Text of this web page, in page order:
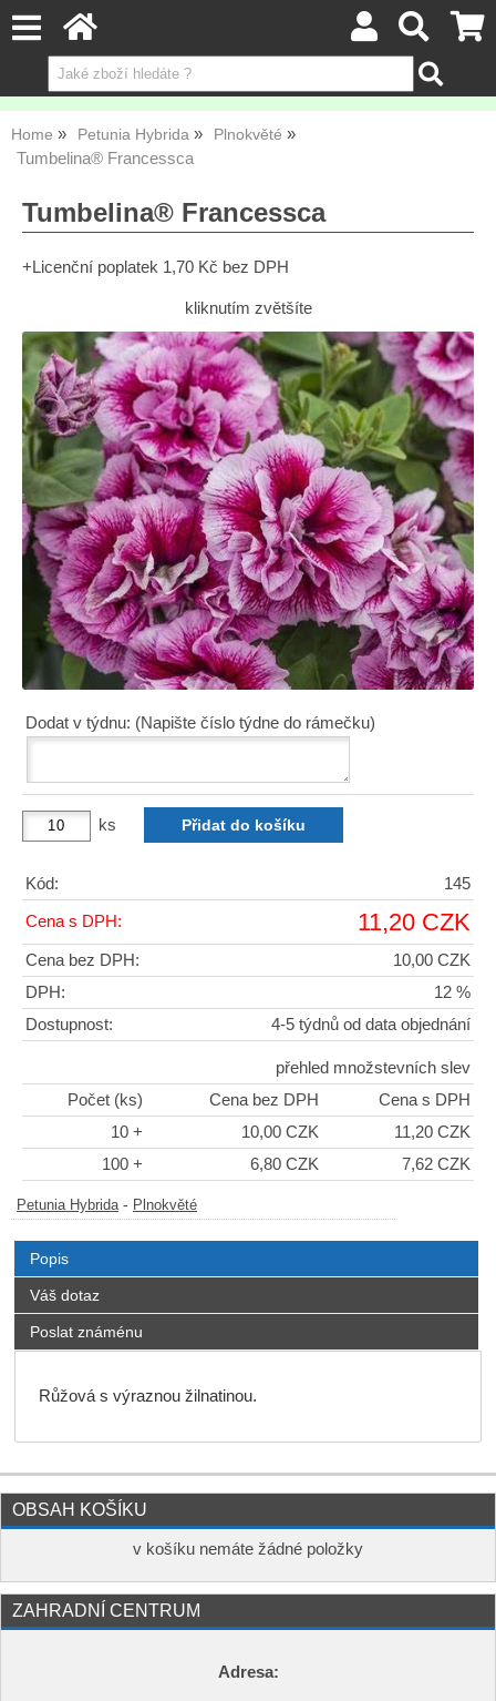
Home Petunia Hybrida Plnokvěté
Tumbelina® Francessca
Tumbelina® Francessca
+Licenční poplatek 1,70 Kč bez DPH
kliknutím zvětšíte
Dodat v týdnu: (Napište číslo týdne do rámečku)
ks
Kód: 145
Cena s DPH: 11,20 CZK
Cena bez DPH:
10,00 CZK
DPH:
12 %
Dostupnost:
4-5 týdnů od data objednání
přehled množstevních slev
Počet (ks)
Cena bez DPH
Cena s DPH
10 +
10,00 CZK
11,20 CZK
100 +
6,80 CZK 7,62 CZK
Petunia Hybrida - Plnokvěté
Popis
Váš dotaz
Poslat známénu
Růžová s výraznou žilnatinou.
OBSAH KOŠÍKU
v košíku nemáte žádné položky
ZAHRADNÍ CENTRUM
Adresa: